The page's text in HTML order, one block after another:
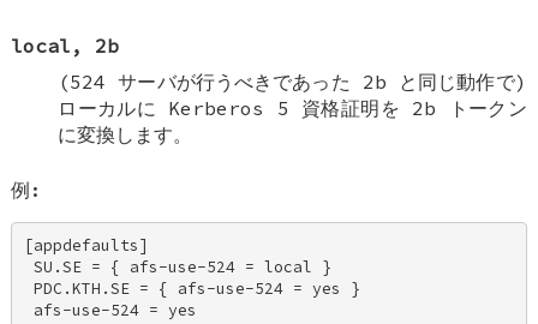
local, 2b
(524 サーバが行うべきであった 2b と同じ動作で)
ローカルに Kerberos 5 資格証明を 2b トークン
に変換します。
例:
[appdefaults]
SU.SE = { afs-use-524 = local }
PDC.KTH.SE = { afs-use-524 = yes }
afs-use-524 = yes